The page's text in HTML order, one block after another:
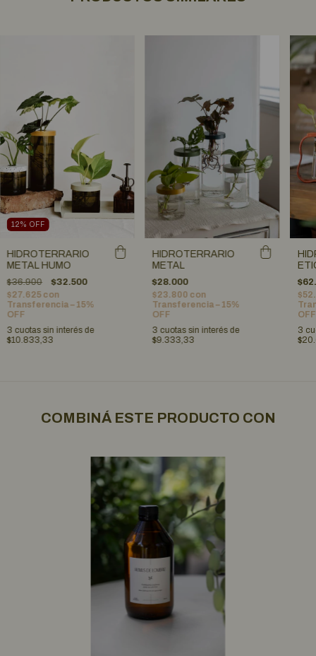
12% OFF
HIDROTERRARIO
METAL HUMO
$36.900
$32.500
$27.625 con
Transferencia – 15%
OFF
3 cuotas sin interés de
$10.833,33
HIDROTERRARIO
METAL
$28.000
$23.800 con
Transferencia – 15%
OFF
3 cuotas sin interés de
$9.333,33
OFF
3
COMBINÁ ESTE PRODUCTO CON